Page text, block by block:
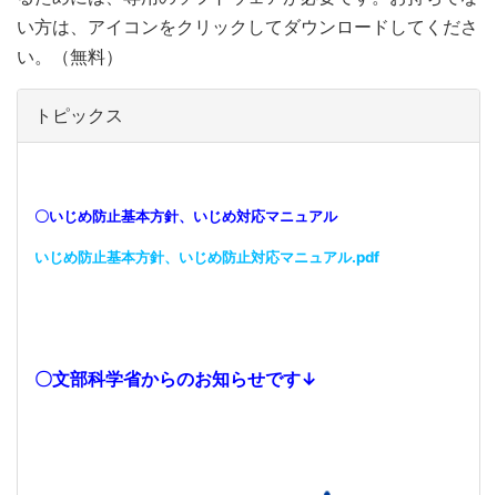
い方は、アイコンをクリックしてダウンロードしてくださ
い。（無料）
トピックス
〇いじめ防止基本方針、いじめ対応マニュアル
いじめ防止基本方針、いじめ防止対応マニュアル.pdf
〇文部科学省からのお知らせです↓